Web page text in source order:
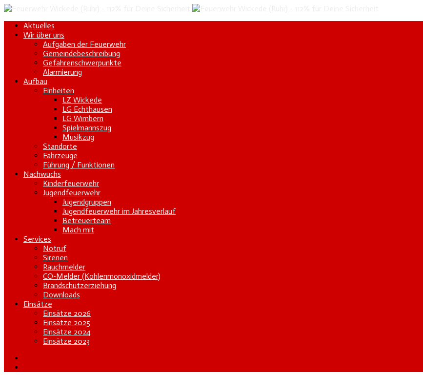
Aktuelles
Wir über uns
Aufgaben der Feuerwehr
Gemeindebeschreibung
Gefahrenschwerpunkte
Alarmierung
Aufbau
Einheiten
LZ Wickede
LG Echthausen
LG Wimbern
Spielmannszug
Musikzug
Standorte
Fahrzeuge
Führung / Funktionen
Nachwuchs
Kinderfeuerwehr
Jugendfeuerwehr
Jugendgruppen
Jugendfeuerwehr im Jahresverlauf
Betreuerteam
Mach mit
Services
Notruf
Sirenen
Rauchmelder
CO-Melder (Kohlenmonoxidmelder)
Brandschutzerziehung
Downloads
Einsätze
Einsätze 2026
Einsätze 2025
Einsätze 2024
Einsätze 2023